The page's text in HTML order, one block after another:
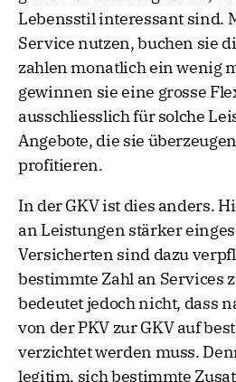
genau die Leistungen aus,
Lebensstil interessant sind.
Service nutzen, buchen sie
zahlen monatlich ein wenig
gewinnen sie eine grosse
ausschliesslich für solche
Angebote, die sie
In der GKV ist dies anders.
an Leistungen stärker
Versicherten sind dazu
bestimmte Zahl an Services
bedeutet jedoch nicht, dass
von der PKV zur GKV auf
verzichtet werden muss.